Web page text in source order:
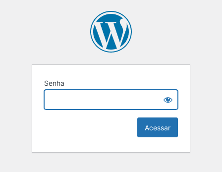
Senha